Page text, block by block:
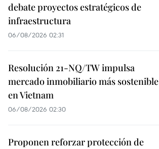
debate proyectos estratégicos de
infraestructura
06/08/2026 02:31
Resolución 21-NQ/TW impulsa
mercado inmobiliario más sostenible
en Vietnam
06/08/2026 02:30
Proponen reforzar protección de